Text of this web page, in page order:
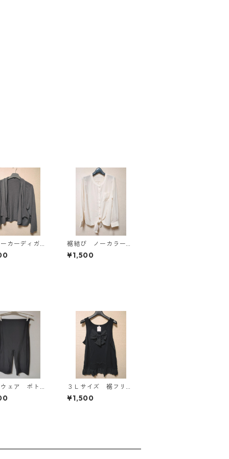
ーカーディガ
グレー K
裾結び ノーカラーブ
ラウス ３Ｌ アイボ
リー KAE-4813
¥1,500
ウェア ボト
ブラック
３Ｌサイズ 裾フリ
ル リボン付きタンク
トップ ブラック K
¥1,500